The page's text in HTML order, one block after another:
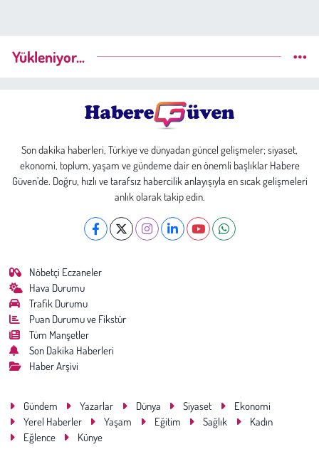
Yükleniyor...
Son dakika haberleri, Türkiye ve dünyadan güncel gelişmeler; siyaset,
ekonomi, toplum, yaşam ve gündeme dair en önemli başlıklar Habere
Güven’de. Doğru, hızlı ve tarafsız habercilik anlayışıyla en sıcak gelişmeleri
anlık olarak takip edin.
Nöbetçi Eczaneler
Hava Durumu
Trafik Durumu
Puan Durumu ve Fikstür
Tüm Manşetler
Son Dakika Haberleri
Haber Arşivi
Gündem Yazarlar Dünya Siyaset
Ekonomi
Yerel Haberler
Yaşam Eğitim Sağlık
Kadın
Eğlence
Künye